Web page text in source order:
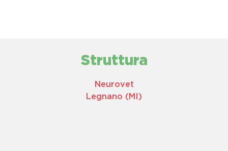
Struttura
Neurovet
Legnano (MI)